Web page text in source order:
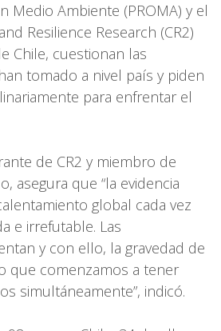
Medio Ambiente (PROMA) y el
Resilience Research (CR2)
Chile, cuestionan las
tomado a nivel país y piden
para enfrentar el
de CR2 y miembro de
asegura que “la evidencia
global cada vez
e irrefutable. Las
y con ello, la gravedad de
que comenzamos a tener
simultáneamente”, indicó.